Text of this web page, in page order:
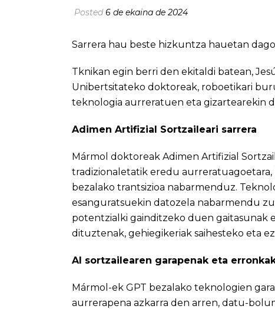
Posted6 de ekaina de 2024
Sarrera hau beste hizkuntza hauetan
Tknikan egin berri den ekitaldi batean,
Unibertsitateko doktoreak, roboetikari
teknologia aurreratuen eta gizartearekin
Adimen Artifizial Sortzaileari sarrera
Mármol doktoreak Adimen Artifizial
tradizionaletatik eredu aurreratuagoetara,
bezalako trantsizioa nabarmenduz.
esanguratsuekin datozela nabarmendu
potentzialki gainditzeko duen gaitasunak
dituztenak, gehiegikeriak saihesteko eta
AI sortzailearen garapenak eta
Mármol-ek GPT bezalako teknologien
aurrerapena azkarra den arren, datu-